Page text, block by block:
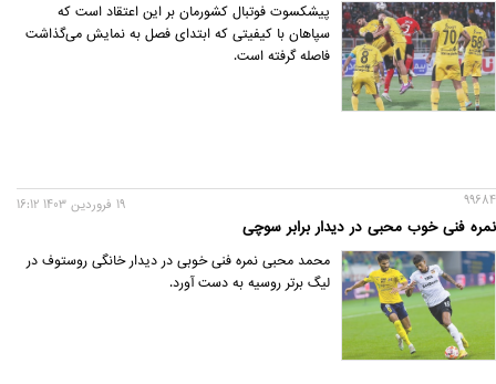
پیشکسوت فوتبال کشورمان بر این اعتقاد است که
سپاهان با کیفیتی که ابتدای فصل به نمایش می‌گذاشت
فاصله گرفته است.
99684
نمره فنی خوب محبی در دیدار برابر سوچی
19 فروردين 1403 16:12
محمد محبی نمره فنی خوبی در دیدار خانگی روستوف در
لیگ برتر روسیه به دست آورد.